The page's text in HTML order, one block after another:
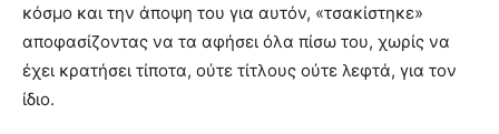
κόσμο και την άποψη του για αυτόν, «τσακίστηκε»
αποφασίζοντας να τα αφήσει όλα πίσω του, χωρίς να
έχει κρατήσει τίποτα, ούτε τίτλους ούτε λεφτά, για τον
ίδιο.